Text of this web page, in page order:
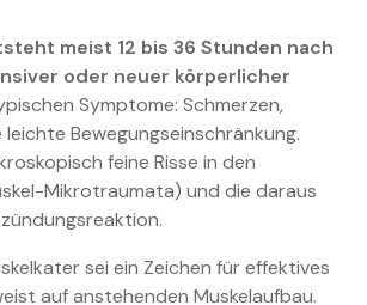
meist 12 bis 36 Stunden nach
oder neuer körperlicher
Symptome: Schmerzen,
Bewegungseinschränkung.
feine Risse in den
Mikrotraumata) und die daraus
sei ein Zeichen für effektives
auf anstehenden Muskelaufbau.